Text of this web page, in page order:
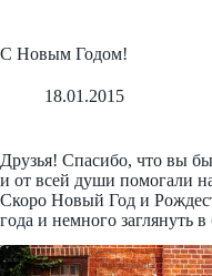
С Новым Годом!
18.01.2015
Друзья! Спасибо, что вы
и от всей души помогали
Скоро Новый Год и
года и немного заглянуть в